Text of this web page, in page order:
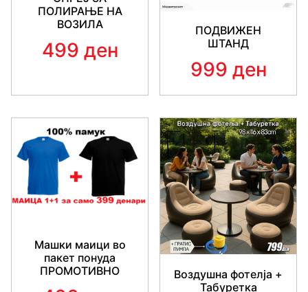
ПОЛИРАЊЕ НА
ВОЗИЛА
499 ден
ПОДВИЖЕН
ШТАНД
999 ден
Машки маици во
пакет понуда
ПРОМОТИВНО
Воздушна фотелја +
Табуретка